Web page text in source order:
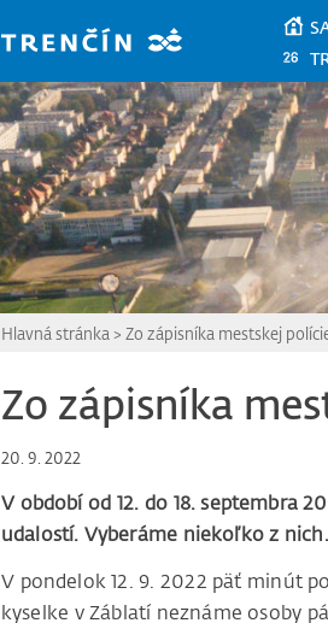
Hlavná stránka > Zo zápisníka mestskej
Zo zápisníka
20. 9. 2022
V období od 12. do 18. septembra
udalostí. Vyberáme niekoľko z nich.
V pondelok 12. 9. 2022 päť minút
kyselke v Záblatí neznáme osoby